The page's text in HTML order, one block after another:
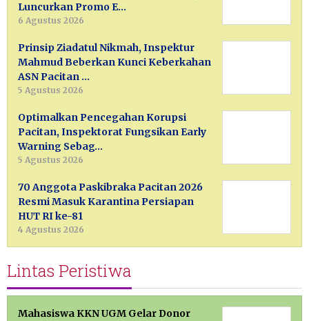
Luncurkan Promo E…
6 Agustus 2026
Prinsip Ziadatul Nikmah, Inspektur
Mahmud Beberkan Kunci Keberkahan
ASN Pacitan …
5 Agustus 2026
Optimalkan Pencegahan Korupsi
Pacitan, Inspektorat Fungsikan Early
Warning Sebag…
5 Agustus 2026
70 Anggota Paskibraka Pacitan 2026
Resmi Masuk Karantina Persiapan
HUT RI ke-81
4 Agustus 2026
Lintas Peristiwa
Mahasiswa KKN UGM Gelar Donor